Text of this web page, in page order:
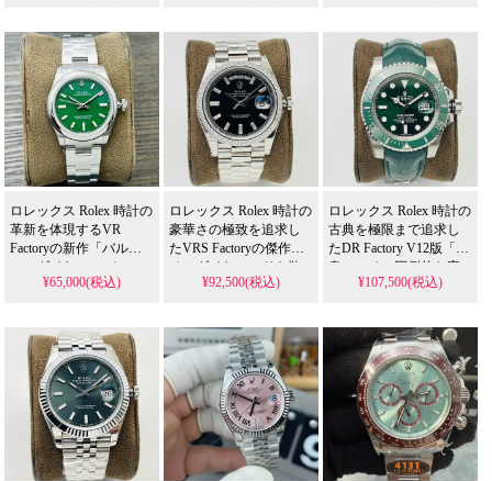
コピー 格安市場でも最
高品質の証明となり、
「サメ鰓」クラスプの
滑らかな操作性と共
に、高級な在庫がわず
かなうちに入手でき
る、熟練者必携の逸品
です。
コピー 格安市場でも最
高品質の証明となり、
「サメ鰓」クラスプの
滑らかな操作性と共
に、高級な在庫がわず
かなうちに入手でき
る、熟練者必携の逸品
です。
級品人気スーパー コピ
ー 格安市場でも他を圧
倒する魅力を生み出
し、3サイズ展開が、ま
さに「天井級」と呼ぶ
にふさわしい唯一無二
の逸品を実現します。
ロレックス Rolex 時計の
革新を体現するVR
Factoryの新作「バルー
ン」ダイヤルモデル。
その圧倒的な3D立体効
級品人気スーパー コピ
ー 格安市場でも他を圧
倒する魅力を生み出
し、3サイズ展開が、ま
さに「天井級」と呼ぶ
にふさわしい唯一無二
の逸品を実現します。
¥65,000(税込)
ロレックス Rolex 時計の
豪華さの極致を追求し
たVRS Factoryの傑作。
そのダイヤモンドを散
りばめた豪奢なダイヤ
コピー 格安市場でも頂
点を目指すモデルとし
て、高機能なムーブメ
ントと一体成型構造
が、まさに市場最高バ
ージョンと呼ぶにふさ
わしい存在感を創出し
ます。
¥92,500(税込)
ロレックス Rolex 時計の
古典を極限まで追求し
たDR Factory V12版「水
鬼」。その圧倒的な完
成度と、N級品人気スー
チナメッキの永続的な
輝きと双曲面サファイ
アガラスは、本物に迫
る質感とスタイルを実
現し、あなたのアイデ
ンティティにふさわし
い体験を提供します。
¥107,500(税込)